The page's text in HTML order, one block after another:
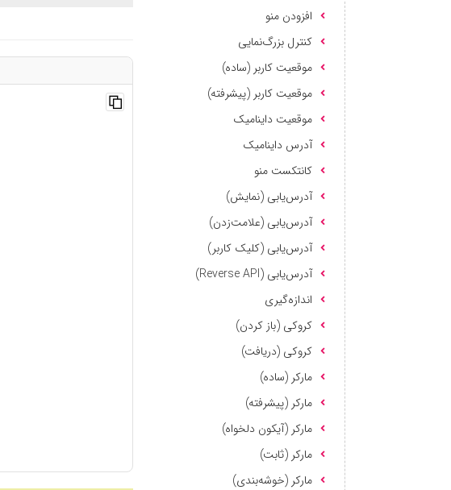
افزودن منو
کنترل بزرگ‌نمایی
موقعیت کاربر (ساده)
موقعیت کاربر (پیشرفته)
موقعیت داینامیک
آدرس داینامیک
کانتکست منو
آدرس‌یابی (نمایش)
آدرس‌یابی (علامت‌زدن)
آدرس‌یابی (کلیک کاربر)
آدرس‌یابی (Reverse API)
اندازه‌گیری
کروکی (باز کردن)
کروکی (دریافت)
مارکر (ساده)
مارکر (پیشرفته)
مارکر (آیکون دلخواه)
مارکر (ثابت)
مارکر (خوشه‌بندی)